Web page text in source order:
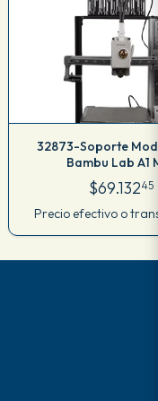
32873-Soporte
Bambu Lab A1
$69.13245
Precio efectivo o